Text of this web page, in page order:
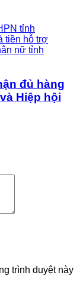
đủ hàng
Hiệp hội
trình duyệt này